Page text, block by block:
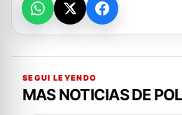
SEGUI LEYENDO
MAS NOTICIAS DE